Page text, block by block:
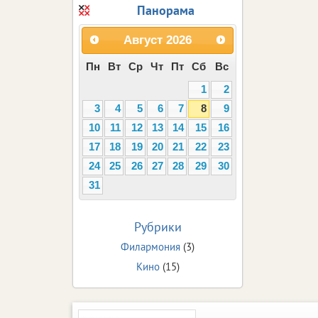
Панорама
Август 2026
Пн Вт Ср Чт Пт Сб
Вс
1
2
3
4 5 6 7 8
9
10
11 12 13 14 15
16
17
18 19 20 21 22
23
24
25 26 27 28 29
30
31
Рубрики
Филармония (3)
Кино(15)